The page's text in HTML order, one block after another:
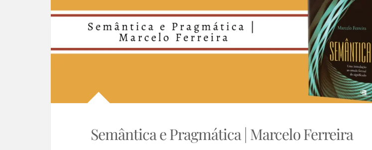
Semântica e Pragmática | Marcelo Ferreira